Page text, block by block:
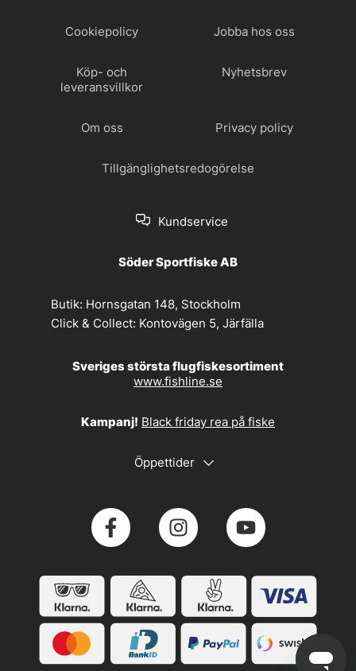
Cookiepolicy Jobba hos oss
Köp- och
leveransvillkor
Nyhetsbrev
Om oss Privacy policy
Tillgänglighetsredogörelse
Kundservice
Söder Sportfiske AB
Butik: Hornsgatan 148, Stockholm
Click & Collect: Kontovägen 5, Järfälla
Sveriges största flugfiskesortiment
www.fishline.se
Kampanj! Black friday rea på fiske
Öppettider